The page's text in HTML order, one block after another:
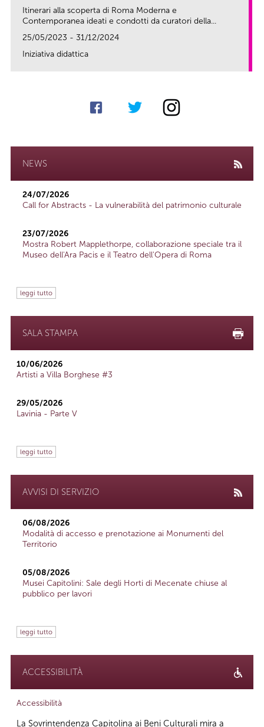
Itinerari alla scoperta di Roma Moderna e
Contemporanea ideati e condotti da curatori della...
25/05/2023 - 31/12/2024
Iniziativa didattica
NEWS
24/07/2026
Call for Abstracts - La vulnerabilità del patrimonio culturale
23/07/2026
Mostra Robert Mapplethorpe, collaborazione speciale tra il
Museo dell'Ara Pacis e il Teatro dell'Opera di Roma
leggi tutto
SALA STAMPA
10/06/2026
Artisti a Villa Borghese #3
29/05/2026
Lavinia - Parte V
leggi tutto
AVVISI DI SERVIZIO
06/08/2026
Modalità di accesso e prenotazione ai Monumenti del
Territorio
05/08/2026
Musei Capitolini: Sale degli Horti di Mecenate chiuse al
pubblico per lavori
leggi tutto
ACCESSIBILITÀ
Accessibilità
La Sovrintendenza Capitolina ai Beni Culturali mira a